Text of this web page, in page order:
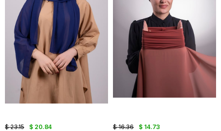
$ 20.84
$ 23.15 $ 14.73
$ 16.36